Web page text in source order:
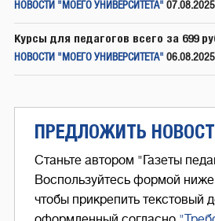
НОВОСТИ "МОЕГО УНИВЕРСИТЕТА" 07.08.2025
Курсы для педагогов всего за 699
НОВОСТИ "МОЕГО УНИВЕРСИТЕТА" 06.08.2025
ПРЕДЛОЖИТЬ
Станьте автором "Газеты
Воспользуйтесь формой
чтобы прикрепить текстовый